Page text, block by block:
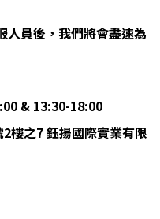
人員後，我們將會盡速為
& 13:30-18:00
2樓之7鈺揚國際實業有限